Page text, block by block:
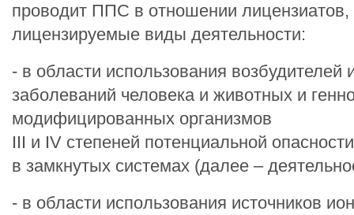
проводит ППС в отношении
лицензируемые виды деятельности:
- в области использования
заболеваний человека и животных и
модифицированных организмов
III и IV степеней потенциальной
в замкнутых системах (далее –
- в области использования источников